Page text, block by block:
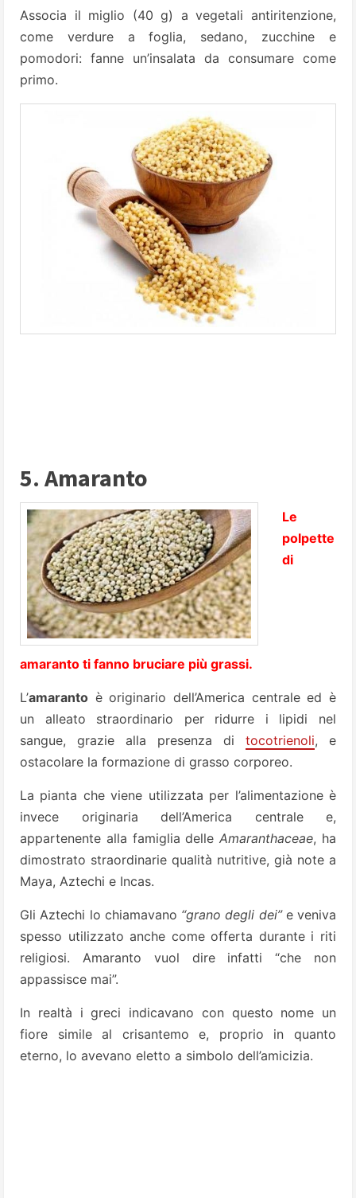
Associa il miglio (40 g) a vegetali antiritenzione,
come verdure a foglia, sedano, zucchine e
pomodori: fanne un’insalata da consumare come
primo.
5. Amaranto
Le
polpette
di
amaranto ti fanno bruciare più grassi.
L’amaranto è originario dell’America centrale ed è
un alleato straordinario per ridurre i lipidi nel
sangue, grazie alla presenza di tocotrienoli, e
ostacolare la formazione di grasso corporeo.
La pianta che viene utilizzata per l’alimentazione è
invece originaria dell’America centrale e,
appartenente alla famiglia delleAmaranthaceae, ha
dimostrato straordinarie qualità nutritive, già note a
Maya, Aztechi e Incas.
Gli Aztechi lo chiamavano “grano degli dei”e veniva
spesso utilizzato anche come offerta durante i riti
religiosi. Amaranto vuol dire infatti “che non
appassisce mai”.
In realtà i greci indicavano con questo nome un
fiore simile al crisantemo e, proprio in quanto
eterno, lo avevano eletto a simbolo dell’amicizia.